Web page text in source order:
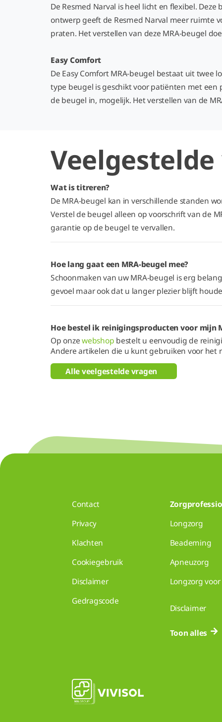
De Resmed Narval is heel licht en flexibel.
ontwerp geeft de Resmed Narval meer ruimte
praten. Het verstellen van deze MRA-beugel
Easy Comfort
De Easy Comfort MRA-beugel bestaat uit
type beugel is geschikt voor patiënten met
de beugel in, mogelijk. Het verstellen van de
Wat is titreren?
De MRA-beugel kan in verschillende standen
Verstel de beugel alleen op voorschrift van de
garantie op de beugel te vervallen.
Hoe lang gaat een MRA-beugel mee?
Schoonmaken van uw MRA-beugel is erg
gevoel maar ook dat u langer plezier blijft
Hoe bestel ik reinigingsproducten voor mijn
Op onzewebshop bestelt u eenvoudig de
Andere artikelen die u kunt gebruiken voor het
Alle veelgestelde vragen
Contact
Privacy
Klachten
Cookiegebruik
Disclaimer
Gedragscode
Longzorg
Beademing
Apneuzorg
Longzorg
Disclaimer
Toon alles